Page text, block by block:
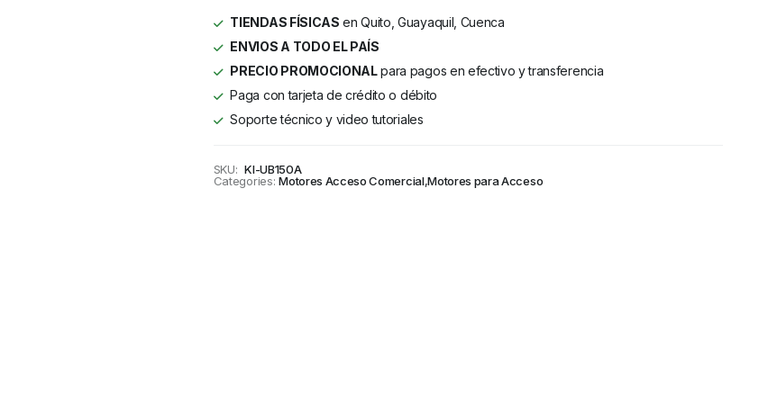
TIENDAS FÍSICAS en Quito, Guayaquil, Cuenca
ENVIOS A TODO EL PAÍS
PRECIO PROMOCIONALpara pagos en efectivo y transferencia
Paga con tarjeta de crédito o débito
Soporte técnico y video tutoriales
SKU: KI-UB150A
Categories: Motores Acceso Comercial,Motores para Acceso